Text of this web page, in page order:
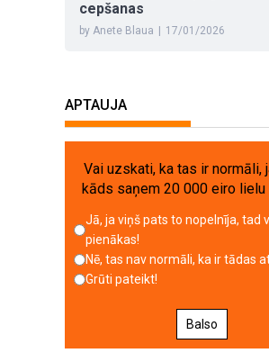
cepšanas
by Anete Blaua 17/01/2026
APTAUJA
Vai uzskati, ka tas ir normāli,
kāds saņem 20 000 eiro lielu
Jā, ja viņš pats to nopelnīja, tad
pienākas!
Nē, tas nav normāli, ka ir tādas
Grūti pateikt!
Balso